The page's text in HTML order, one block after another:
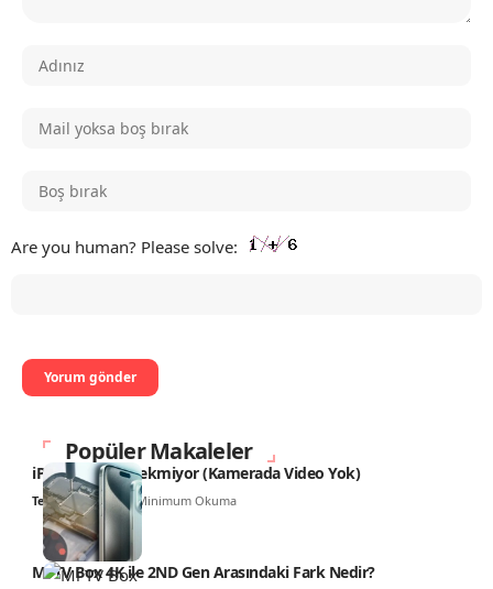
Are you human? Please solve:
Popüler Makaleler
iPhone Video Çekmiyor (Kamerada Video Yok)
Teknoloji Haber 4 Minimum Okuma
Mi TV Box 4K ile 2ND Gen Arasındaki Fark Nedir?